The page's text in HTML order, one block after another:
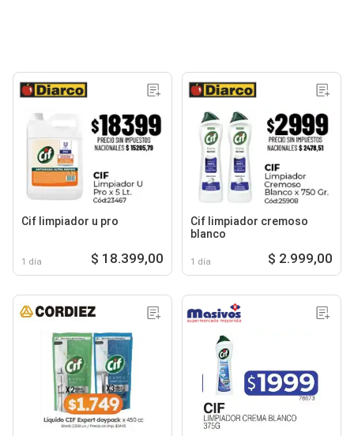
Cif limpiador u pro
1 día $ 18.399,00
Cif limpiador cremoso
blanco
1 día $ 2.999,00